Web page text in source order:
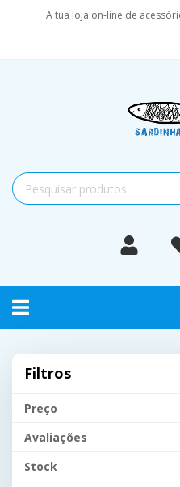
A tua loja on-line de
Toggle
navigation
Filtros
Preço
Avaliações
Stock